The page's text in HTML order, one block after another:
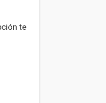
te